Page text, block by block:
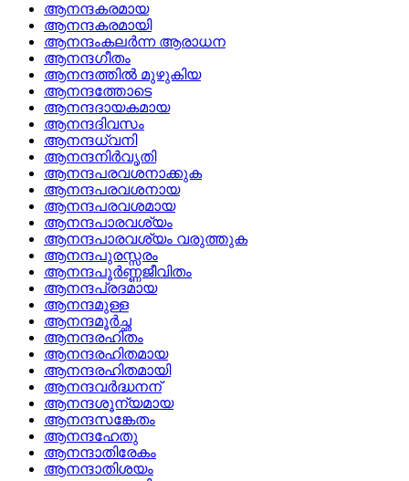
ആനന്ദകരമായ
ആനന്ദകരമായി
ആനന്ദംകലര്‍ന്ന ആരാധന
ആനന്ദഗീതം
ആനന്ദത്തില്‍ മുഴുകിയ
ആനന്ദത്തോടെ
ആനന്ദദായകമായ
ആനന്ദദിവസം
ആനന്ദധ്വനി
ആനന്ദനിര്‍വൃതി
ആനന്ദപരവശനാക്കുക
ആനന്ദപരവശനായ
ആനന്ദപരവശമായ
ആനന്ദപാരവശ്യം
ആനന്ദപാരവശ്യം വരുത്തുക
ആനന്ദപുരസ്സരം
ആനന്ദപൂര്‍ണ്ണജീവിതം
ആനന്ദപ്രദമായ
ആനന്ദമുള്ള
ആനന്ദമൂര്‍ച്ഛ
ആനന്ദരഹിതം
ആനന്ദരഹിതമായ
ആനന്ദരഹിതമായി
ആനന്ദവര്‍ദ്ധനന്
ആനന്ദശൂന്യമായ
ആനന്ദസങ്കേതം
ആനന്ദഹേതു
ആനന്ദാതിരേകം
ആനന്ദാതിശയം